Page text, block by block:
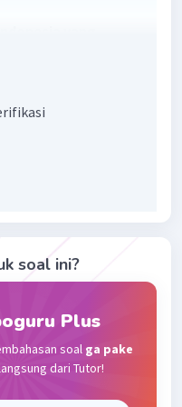
yang menjadi
dan
soal ini?
Plus
soal ga pake
dari Tutor!